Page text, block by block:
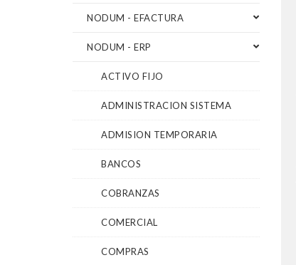
NODUM - EFACTURA
NODUM - ERP
ACTIVO FIJO
ADMINISTRACION SISTEMA
ADMISION TEMPORARIA
BANCOS
COBRANZAS
COMERCIAL
COMPRAS